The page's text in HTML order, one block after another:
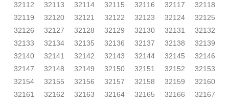
32112
32113 32114 32115 32116 32117
32118
32119
32120 32121 32122 32123 32124
32125
32126
32127 32128 32129 32130 32131
32132
32133
32134 32135 32136 32137 32138
32139
32140
32141 32142 32143 32144 32145
32146
32147
32148 32149 32150 32151 32152
32153
32154
32155 32156 32157 32158 32159
32160
32161
32162 32163 32164 32165 32166
32167